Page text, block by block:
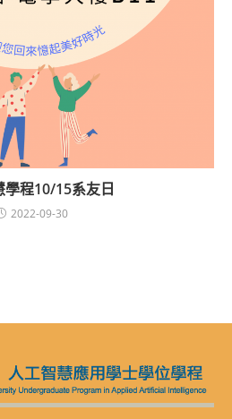
學程10/15系友日
2022-09-30